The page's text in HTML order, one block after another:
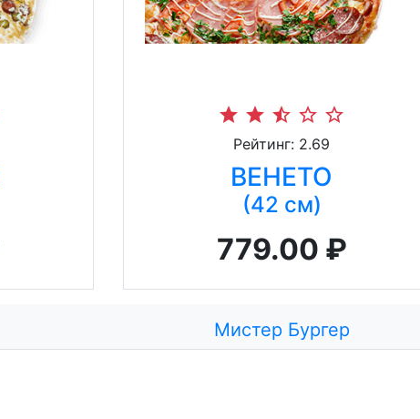
star star star_half star_border star_border
Рейтинг: 2.69
ВЕНЕТО
(42 см)
779.00 ₽
Мистер Бургер